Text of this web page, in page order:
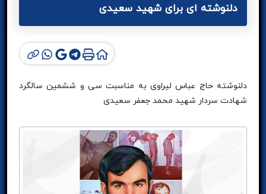
دلنوشته ای برای شهید سعیدی
دلنوشته حاج عباس لیراوی به مناسبت سی و ششمین سالگرد
شهادت سردار شهید محمد جعفر سعیدی